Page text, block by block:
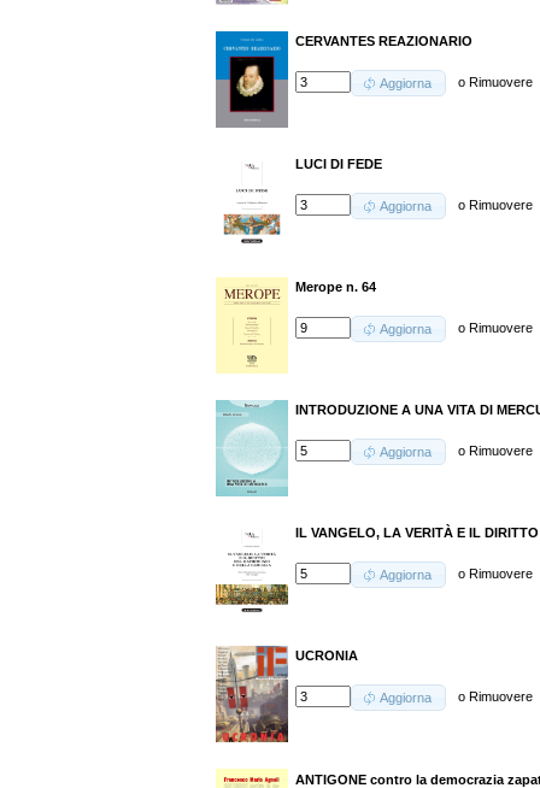
CERVANTES REAZIONARIO
Aggiorna oRimuovere
LUCI DI FEDE
Aggiorna oRimuovere
Merope n. 64
Aggiorna oRimuovere
INTRODUZIONE A UNA VITA DI
Aggiorna oRimuovere
IL VANGELO, LA VERITÀ E IL
Aggiorna oRimuovere
UCRONIA
Aggiorna oRimuovere
ANTIGONE contro la democrazia